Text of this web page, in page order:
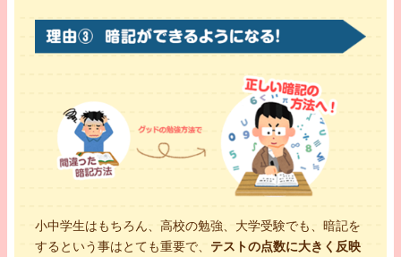
小中学生はもちろん、高校の勉強、大学受験でも、暗記を
するという事はとても重要で、 テストの点数に大きく反映